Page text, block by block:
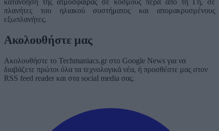
πλανήτες του ηλιακού συστήματος και απομακρυσμένους
εξωπλανήτες.
Ακολουθήστε μας
Ακολουθήστε το Techmaniacs.gr στο Google News για να
διαβάζετε πρώτοι όλα τα τεχνολογικά νέα, ή προσθέστε μας στον
RSS feed reader και στα social media σας.